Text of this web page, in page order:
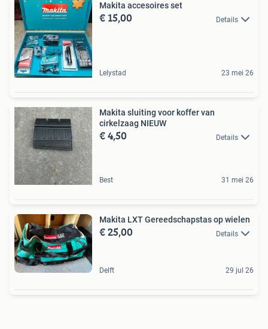
Makita accesoires set
€ 15,00 Details
Lelystad 23 mei 26
Makita sluiting voor koffer van
cirkelzaag NIEUW
€ 4,50 Details
Best 31 mei 26
Makita LXT Gereedschapstas op wielen
€ 25,00 Details
Delft 29 jul 26